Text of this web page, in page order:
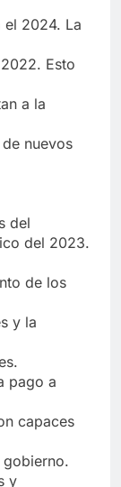
el 2024. La
Esto
a la
nuevos
del
del 2023.
de los
y la
pago a
capaces
gobierno.
y